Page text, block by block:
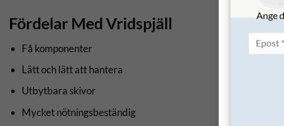
Ange
Fördelar Med Vridspjäll
Få komponenter
Lätt och lätt att hantera
Utbytbara skivor
Mycket nötningsbeständig